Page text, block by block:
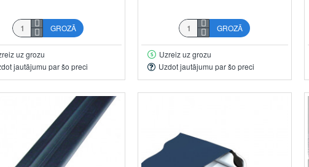
GROZĀ
uz grozu
jautājumu par šo preci
GROZĀ
Uzreiz uz grozu
Uzdot jautājumu par šo preci